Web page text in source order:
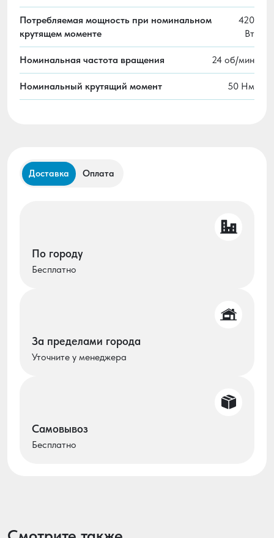
Потребляемая мощность при номинальном
крутящем моменте
420
Вт
Номинальная частота вращения 24 об/мин
Номинальный крутящий момент 50 Нм
Доставка Оплата
По городу
Бесплатно
За пределами города
Уточните у менеджера
Самовывоз
Бесплатно